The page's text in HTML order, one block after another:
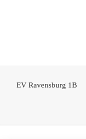
EV Ravensburg 1B